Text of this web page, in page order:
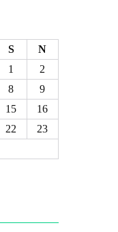
S
N
1
2
8
9
15
16
22
23